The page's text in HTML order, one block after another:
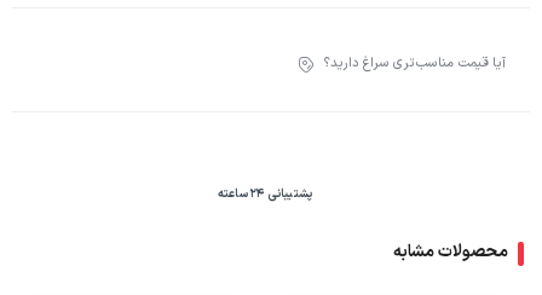
آیا قیمت مناسب‌تری سراغ دارید؟
پشتیبانی 24 ساعته
محصولات مشابه